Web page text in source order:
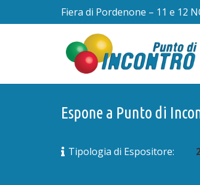
Fiera di Pordenone – 11 e 12
Espone a Punto di
Tipologia di Espositore: